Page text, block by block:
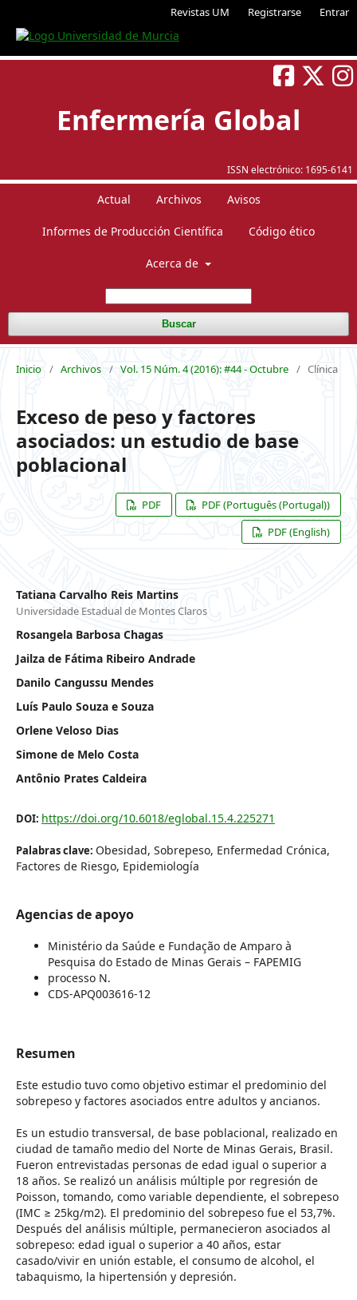
Revistas UM Registrarse Entrar
ISSN electrónico: 1695-6141
Enfermería Global
Actual Archivos Avisos
Informes de Producción Científica Código ético
Acerca de
Buscar
Inicio / Archivos / Vol. 15 Núm. 4 (2016): #44 - Octubre / Clínica
Exceso de peso y factores
asociados: un estudio de base
poblacional
PDF
PDF (Português (Portugal))
PDF (English)
Tatiana Carvalho Reis Martins
Universidade Estadual de Montes Claros
Rosangela Barbosa Chagas
Jailza de Fátima Ribeiro Andrade
Danilo Cangussu Mendes
Luís Paulo Souza e Souza
Orlene Veloso Dias
Simone de Melo Costa
Antônio Prates Caldeira
DOI: https://doi.org/10.6018/eglobal.15.4.225271
Palabras clave: Obesidad, Sobrepeso, Enfermedad Crónica,
Factores de Riesgo, Epidemiología
Agencias de apoyo
Ministério da Saúde e Fundação de Amparo à
Pesquisa do Estado de Minas Gerais – FAPEMIG
processo N.
CDS-APQ003616-12
Resumen
Este estudio tuvo como objetivo estimar el predominio del
sobrepeso y factores asociados entre adultos y ancianos.
Es un estudio transversal, de base poblacional, realizado en
ciudad de tamaño medio del Norte de Minas Gerais, Brasil.
Fueron entrevistadas personas de edad igual o superior a
18 años. Se realizó un análisis múltiple por regresión de
Poisson, tomando, como variable dependiente, el sobrepeso
(IMC ≥ 25kg/m2). El predominio del sobrepeso fue el 53,7%.
Después del análisis múltiple, permanecieron asociados al
sobrepeso: edad igual o superior a 40 años, estar
casado/vivir en unión estable, el consumo de alcohol, el
tabaquismo, la hipertensión y depresión.